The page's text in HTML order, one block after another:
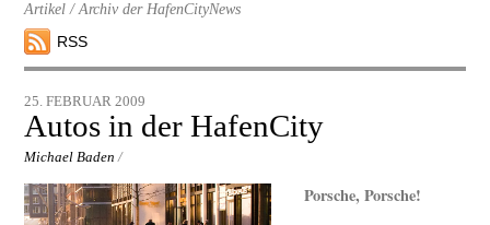
Artikel / Archiv der HafenCityNews
RSS
25. FEBRUAR 2009
Autos in der HafenCity
Michael Baden /
Porsche, Porsche!